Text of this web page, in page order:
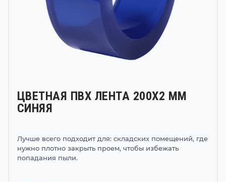
ЦВЕТНАЯ ПВХ ЛЕНТА 200Х2 ММ
СИНЯЯ
Лучше всего подходит для: складских помещений, где
нужно плотно закрыть проем, чтобы избежать
попадания пыли.